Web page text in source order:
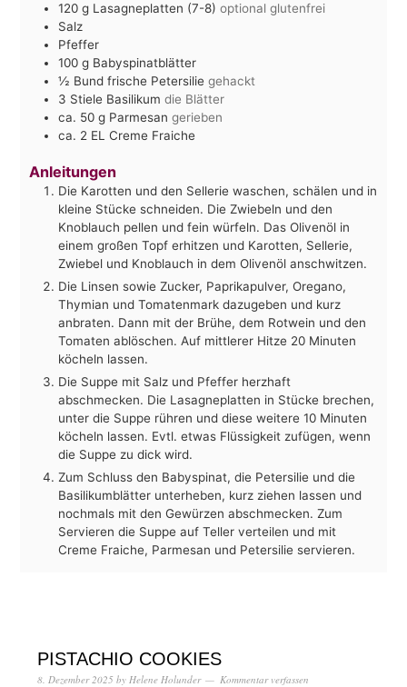
120 g Lasagneplatten (7-8) optional glutenfrei
Salz
Pfeffer
100 g Babyspinatblätter
½ Bund frische Petersilie gehackt
3 Stiele Basilikum die Blätter
ca. 50 g Parmesan gerieben
ca. 2 EL Creme Fraiche
Anleitungen
Die Karotten und den Sellerie waschen, schälen und in
kleine Stücke schneiden. Die Zwiebeln und den
Knoblauch pellen und fein würfeln. Das Olivenöl in
einem großen Topf erhitzen und Karotten, Sellerie,
Zwiebel und Knoblauch in dem Olivenöl anschwitzen.
Die Linsen sowie Zucker, Paprikapulver, Oregano,
Thymian und Tomatenmark dazugeben und kurz
anbraten. Dann mit der Brühe, dem Rotwein und den
Tomaten ablöschen. Auf mittlerer Hitze 20 Minuten
köcheln lassen.
Die Suppe mit Salz und Pfeffer herzhaft
abschmecken. Die Lasagneplatten in Stücke brechen,
unter die Suppe rühren und diese weitere 10 Minuten
köcheln lassen. Evtl. etwas Flüssigkeit zufügen, wenn
die Suppe zu dick wird.
Zum Schluss den Babyspinat, die Petersilie und die
Basilikumblätter unterheben, kurz ziehen lassen und
nochmals mit den Gewürzen abschmecken. Zum
Servieren die Suppe auf Teller verteilen und mit
Creme Fraiche, Parmesan und Petersilie servieren.
PISTACHIO COOKIES
8. Dezember 2025 by Helene Holunder Kommentar verfassen